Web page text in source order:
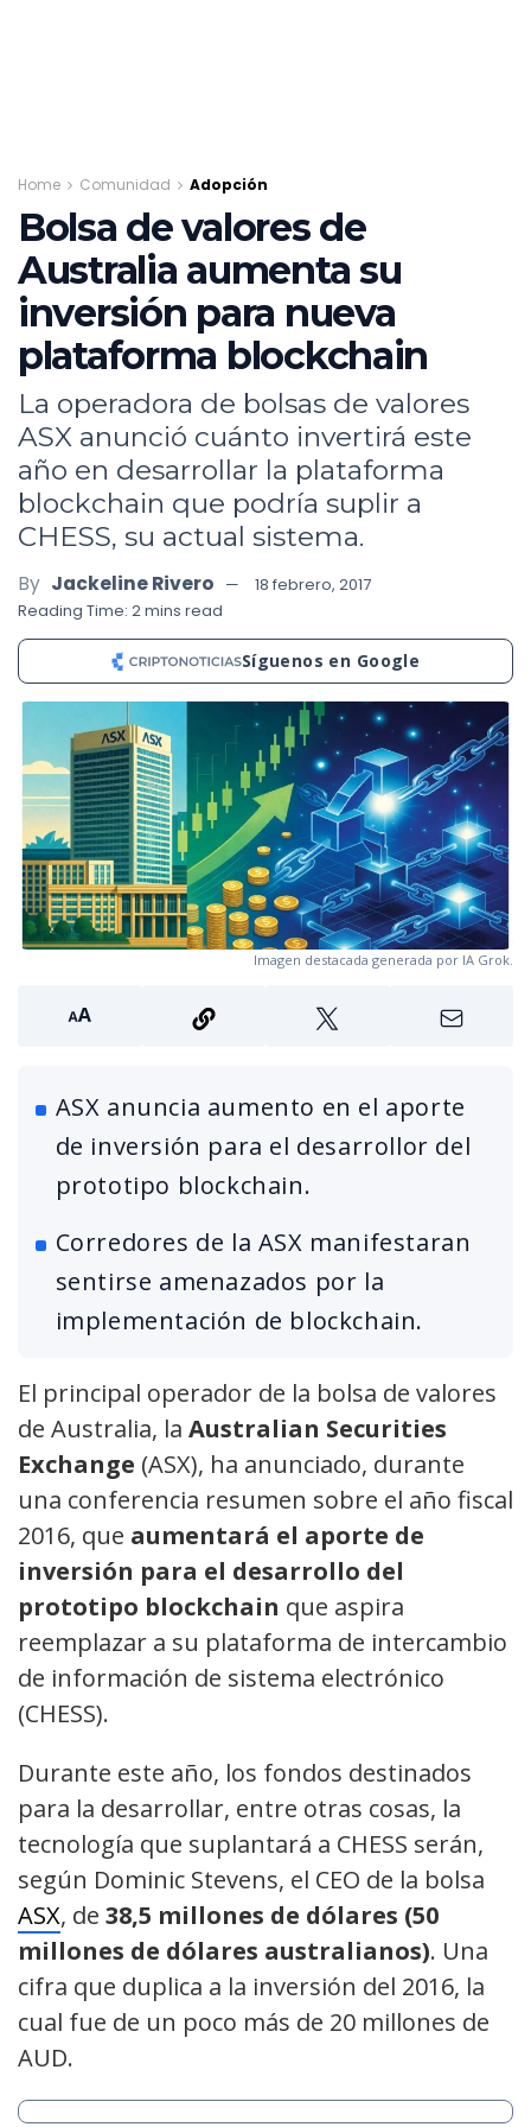
Home Comunidad Adopción
Bolsa de valores de
Australia aumenta su
inversión para nueva
plataforma blockchain
La operadora de bolsas de valores
ASX anunció cuánto invertirá este
año en desarrollar la plataforma
blockchain que podría suplir a
CHESS, su actual sistema.
By Jackeline Rivero
18 febrero, 2017
Reading Time: 2 mins read
Síguenos en Google
Imagen destacada generada por IA Grok.
ASX anuncia aumento en el aporte
de inversión para el desarrollor del
prototipo blockchain.
Corredores de la ASX manifestaran
sentirse amenazados por la
implementación de blockchain.
El principal operador de la bolsa de valores
de Australia, la Australian Securities
Exchange (ASX), ha anunciado, durante
una conferencia resumen sobre el año fiscal
2016, que aumentará el aporte de
inversión para el desarrollo del
prototipo blockchain que aspira
reemplazar a su plataforma de intercambio
de información de sistema electrónico
(CHESS).
Durante este año, los fondos destinados
para la desarrollar, entre otras cosas, la
tecnología que suplantará a CHESS serán,
según Dominic Stevens, el CEO de la bolsa
ASX, de 38,5 millones de dólares (50
millones de dólares australianos). Una
cifra que duplica a la inversión del 2016, la
cual fue de un poco más de 20 millones de
AUD.